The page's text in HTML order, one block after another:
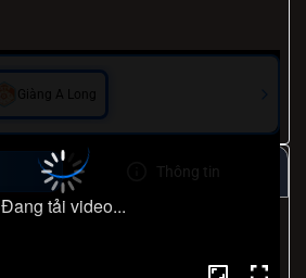
Đang tải video...
Giàng A Long
Thông tin